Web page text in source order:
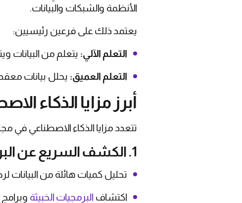
الأنظمة والشبكات والبيانات.
يعتمد ذلك على فرعين رئيسيين:
التعلم الآلي: يتعلم من البيانات
التعلم العميق: يحلل بيانات
أبرز مزايا الذكاء
تتعدد مزايا الذكاء الاصطناعي في
1. الكشف السريع عن البرمجيات الخبيثة الجديدة
تحليل كميات هائلة من
اكتشاف البرمجيات الخبيثة